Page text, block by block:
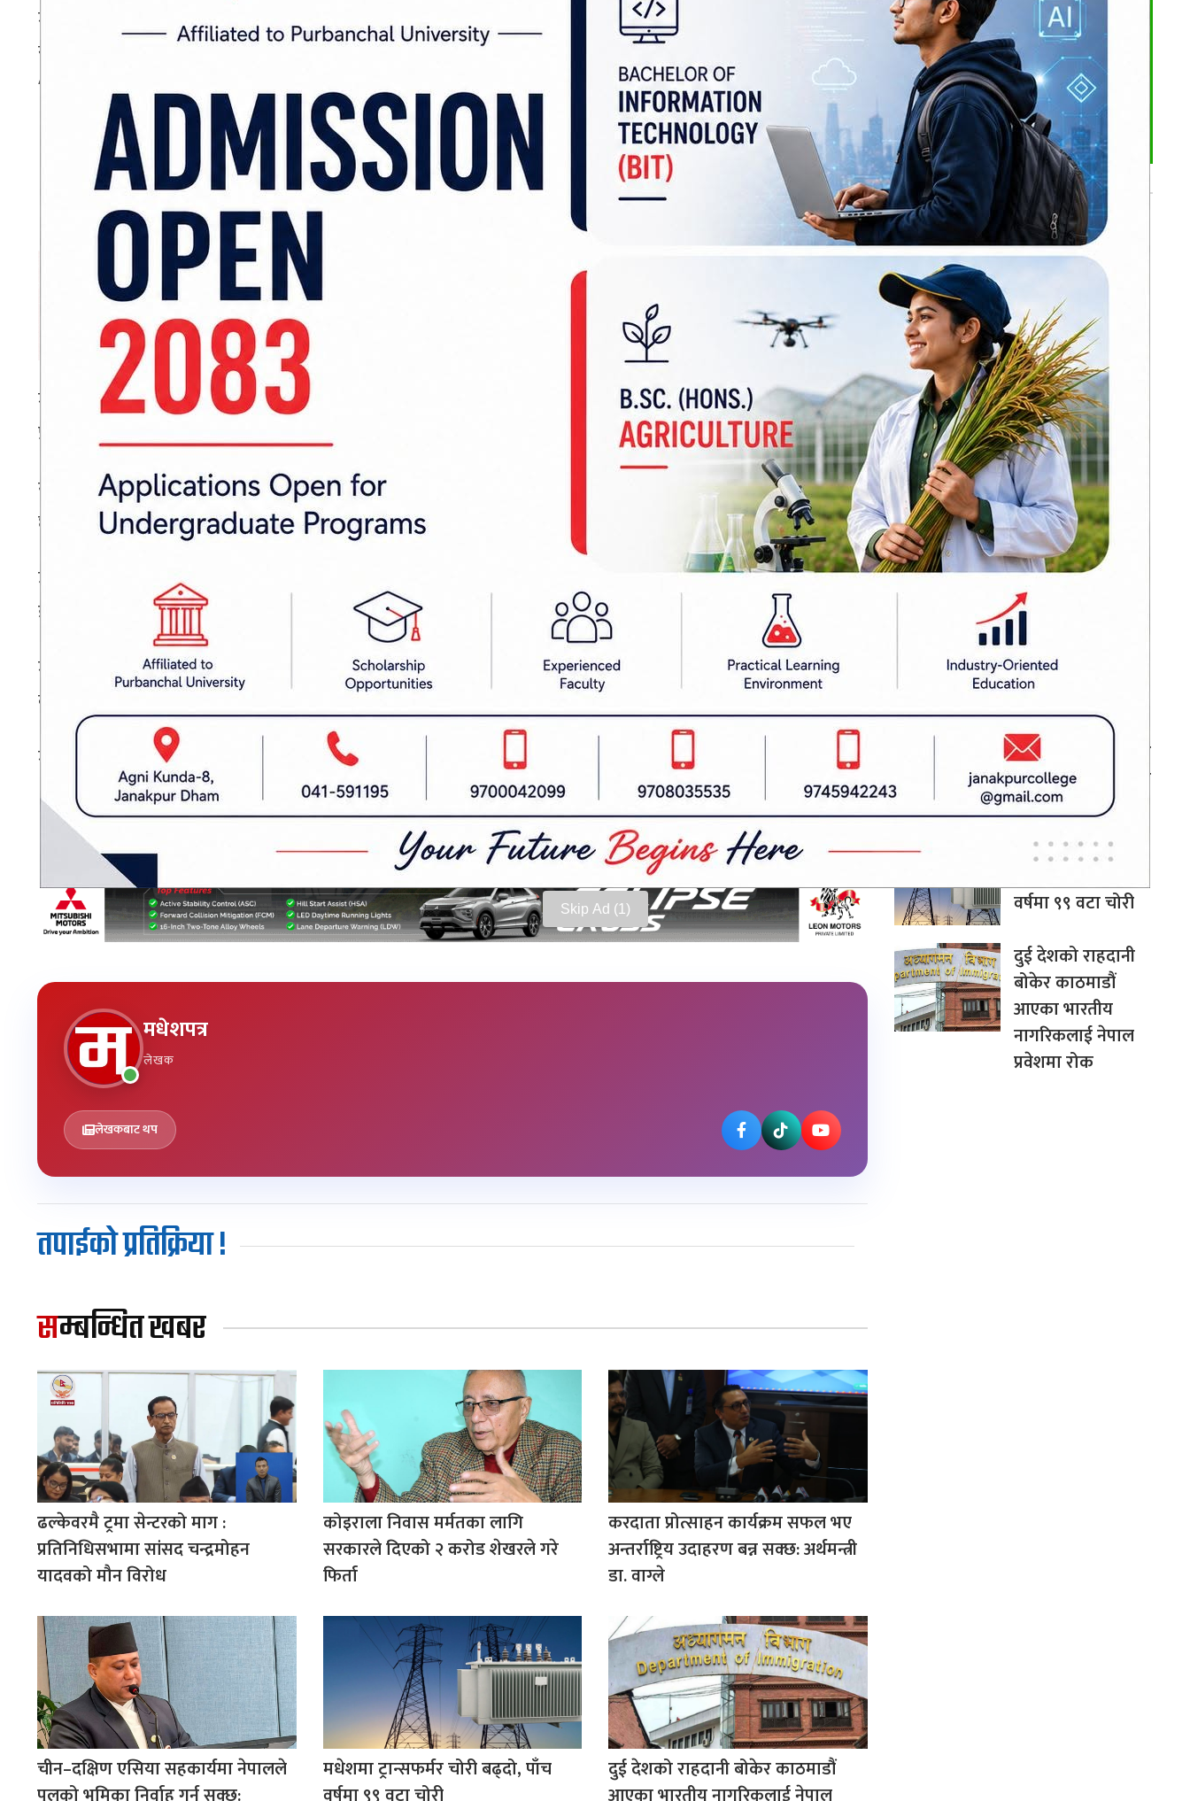
Skip Ad
जानकी नवमीको उपलक्ष्यमा भोली (शनिबार) बेलुका जानकी मन्दिर प्राङ्गणमा सवा लाख द्विप प्रज्ज्वलन गरिने हिन्दूवादी
संगठन जानकी सेनाले जानकारी दिएको छ।
ADVERTISEMENT
जानकी सेनाको अगुवाईमा विगत पाँच वर्षदेखि जानकी मन्दिरमा विशेष पर्वका बेला द्विप प्रज्ज्वलन गरिँदै आएको छ। द्विप
प्रज्ज्वलनमा सम्पूर्ण जनकपुरवासीको सहभागिता हुने गर्छ।
यता, जानकी मन्दिरले भने भोलीको दिन भव्यताका साथ मनाउने मन्दिरका छोटे महन्थ राम रोशन दासले जानकारी दिएका
छन्। उनले जनकपुर र नेपाललाई विश्वभरि चिनाउने माता सीताको जन्मोत्सवलाई धुमधामका साथ मनाईने बताए।
उनले भोली बिहान जनकपुरधामको दुधमत्ती नदीमा साही स्नान गरिने कार्यक्रम रहेको बताए। सो पश्चात जानकीजीको
डोलासहित विशेष गाजाबाजाका साथ नगरपरिक्रमा गर्ने उनले जानकारी दिए।
जानकी मन्दिरमा विशेष पूजापाठ, मैथिली परम्परा अनुसारका संस्कृतिक कार्यक्रम, नाचगान, महाआरती र महाप्रसादको
कार्यक्रम रहेको छोटे महन्थ राम रोशन दासले बताए।
जानकी नवमीको अवसरमा जनकपुरधामवासीले आ–आफ्नो घर आंगनमा दिपावली मनाउने गर्छन्।
प्रकाशित मिति: २०८३ बैशाख ११, शुक्रबार १८:०६
जानकी नवमी
मधेशपत्र
लेखक
लेखकबाट थप
तपाईको प्रतिक्रिया !
सम्बन्धित खबर
ढल्केवरमै ट्रमा सेन्टरको माग :
प्रतिनिधिसभामा सांसद चन्द्रमोहन
यादवको मौन विरोध
कोइराला निवास मर्मतका लागि
सरकारले दिएको २ करोड शेखरले गरे
फिर्ता
करदाता प्रोत्साहन कार्यक्रम सफल भए
अन्तर्राष्ट्रिय उदाहरण बन्न सक्छ: अर्थमन्त्री
डा. वाग्ले
चीन–दक्षिण एसिया सहकार्यमा नेपालले
मधेशमा ट्रान्सफर्मर चोरी बढ्दो, पाँच
दुई देशको राहदानी बोकेर काठमाडौं
भर्खरै
ढल्केवरमै ट्रमा
सेन्टरको माग :
प्रतिनिधिसभामा
सांसद चन्द्रमोहन
यादवको मौन विरोध
कोइराला निवास
मर्मतका लागि
सरकारले दिएको २
करोड शेखरले गरे
फिर्ता
करदाता प्रोत्साहन
कार्यक्रम सफल भए
अन्तर्राष्ट्रिय उदाहरण
बन्न सक्छ: अर्थमन्त्री
डा. वाग्ले
चीन–दक्षिण एसिया
सहकार्यमा नेपालले
पुलको भूमिका निर्वाह
गर्न सक्छ: परराष्ट्रमन्त्री
खनाल
मधेशमा ट्रान्सफर्मर
वर्षमा ९९ वटा चोरी
दुई देशको राहदानी
बोकेर काठमाडौं
आएका भारतीय
नागरिकलाई नेपाल
प्रवेशमा रोक